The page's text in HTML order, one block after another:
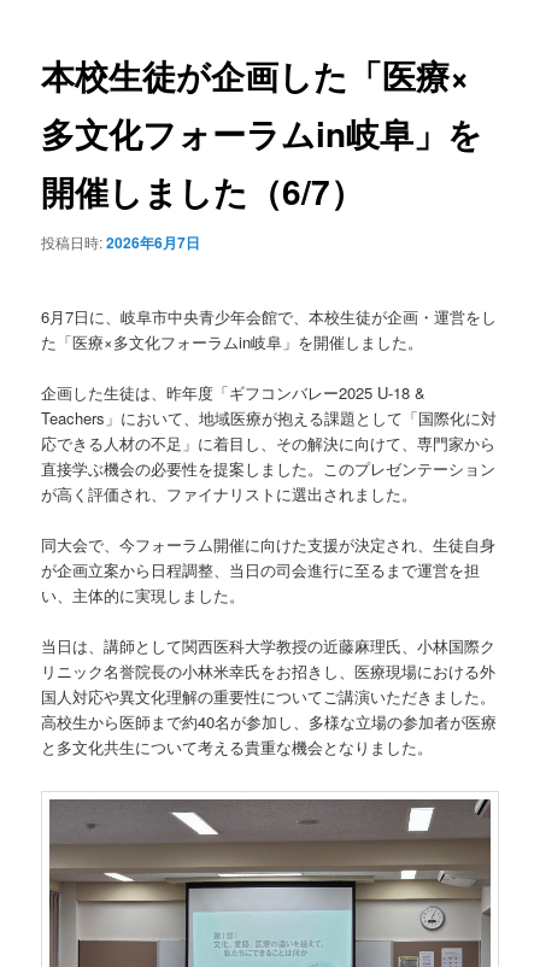
ツ
へ
移
動
ビ
ゲ
シ
本校生徒が企画した「医療×
多文化フォーラムin岐阜」を
開催しました（6/7）
投稿日時:2026年6月7日
6月7日に、岐阜市中央青少年会館で、本校生徒が企画・運営をし
た「医療×多文化フォーラムin岐阜」を開催しました。
企画した生徒は、昨年度「ギフコンバレー2025 U-18 &
Teachers」において、地域医療が抱える課題として「国際化に対
応できる人材の不足」に着目し、その解決に向けて、専門家から
直接学ぶ機会の必要性を提案しました。このプレゼンテーション
が高く評価され、ファイナリストに選出されました。
同大会で、今フォーラム開催に向けた支援が決定され、生徒自身
が企画立案から日程調整、当日の司会進行に至るまで運営を担
い、主体的に実現しました。
当日は、講師として関西医科大学教授の近藤麻理氏、小林国際ク
リニック名誉院長の小林米幸氏をお招きし、医療現場における外
国人対応や異文化理解の重要性についてご講演いただきました。
高校生から医師まで約40名が参加し、多様な立場の参加者が医療
と多文化共生について考える貴重な機会となりました。